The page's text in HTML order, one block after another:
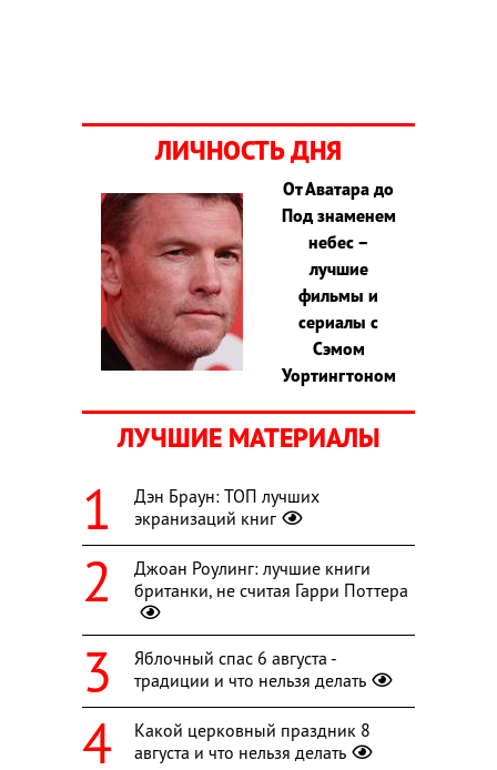
ЛИЧНОСТЬ ДНЯ
От Аватара до
Под знаменем
небес –
лучшие
фильмы и
сериалы с
Сэмом
Уортингтоном
ЛУЧШИЕ МАТЕРИАЛЫ
Дэн Браун: ТОП лучших
экранизаций книг
Джоан Роулинг: лучшие книги
британки, не считая Гарри Поттера
Яблочный спас 6 августа -
традиции и что нельзя делать
Какой церковный праздник 8
августа и что нельзя делать